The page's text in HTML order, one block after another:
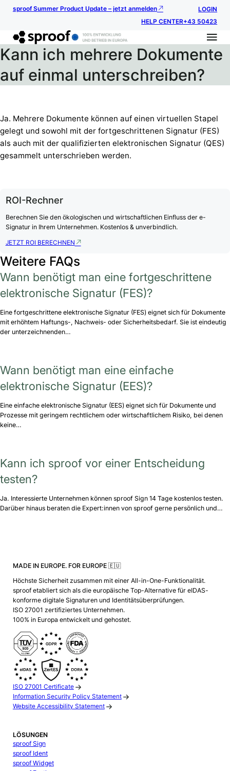
sproof Summer Product Update – jetzt anmelden
LOGIN
HELP CENTER+43 50423
Kann ich mehrere Dokumente
auf einmal unterschreiben?
Ja. Mehrere Dokumente können auf einen virtuellen Stapel
gelegt und sowohl mit der fortgeschrittenen Signatur (FES)
als auch mit der qualifizierten elektronischen Signatur (QES)
gesammelt unterschrieben werden.
ROI-Rechner
Berechnen Sie den ökologischen und wirtschaftlichen Einfluss der e-
Signatur in Ihrem Unternehmen. Kostenlos & unverbindlich.
JETZT ROI BERECHNEN
Weitere FAQs
Wann benötigt man eine fortgeschrittene
elektronische Signatur (FES)?
Eine fortgeschrittene elektronische Signatur (FES) eignet sich für Dokumente
mit erhöhtem Haftungs-, Nachweis- oder Sicherheitsbedarf. Sie ist eindeutig
der unterzeichnenden…
Wann benötigt man eine einfache
elektronische Signatur (EES)?
Eine einfache elektronische Signatur (EES) eignet sich für Dokumente und
Prozesse mit geringem rechtlichem oder wirtschaftlichem Risiko, bei denen
keine…
Kann ich sproof vor einer Entscheidung
testen?
Ja. Interessierte Unternehmen können sproof Sign 14 Tage kostenlos testen.
Darüber hinaus beraten die Expert:innen von sproof gerne persönlich und…
MADE IN EUROPE. FOR EUROPE 🇪🇺
Höchste Sicherheit zusammen mit einer All-in-One-Funktionalität.
sproof etabliert sich als die europäische Top-Alternative für eIDAS-
konforme digitale Signaturen und Identitätsüberprüfungen.
ISO 27001 zertifiziertes Unternehmen.
100% in Europa entwickelt und gehostet.
ISO 27001 Certificate
Information Security Policy Statement
Website Accessibility Statement
LÖSUNGEN
sproof Sign
sproof Ident
sproof Widget